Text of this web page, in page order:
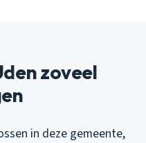
zoveel
in deze gemeente,